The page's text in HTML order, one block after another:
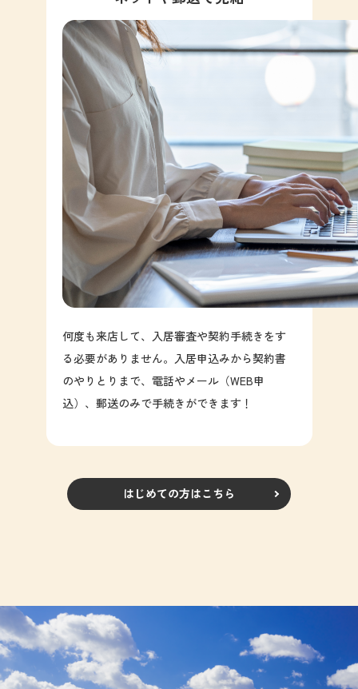
何度も来店して、入居審査や契約手続きをす
る必要がありません。入居申込みから契約書
のやりとりまで、電話やメール（WEB申
込）、郵送のみで手続きができます！
はじめての方はこちら